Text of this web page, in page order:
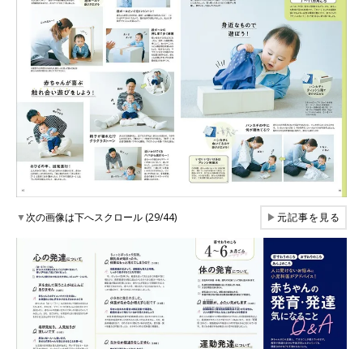
▼次の画像は下へスクロール (29/44) ▶元記事を見る